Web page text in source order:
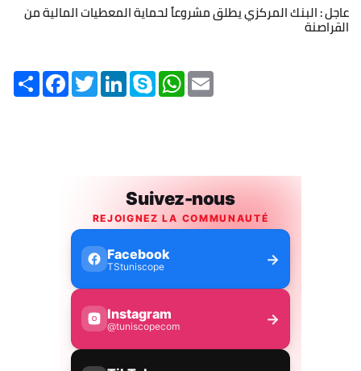
عاجل : البنك المركزي يطلق مشروعاً لحماية المعطيات المالية من
القراصنة
Share FacebookTwitterLinkedInSkype WhatsApp